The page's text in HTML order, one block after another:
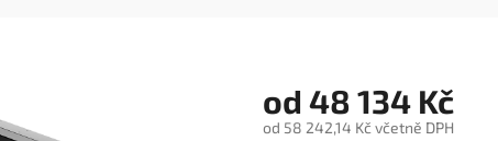
od 48 134 Kč
od 58 242,14 Kčvčetně DPH